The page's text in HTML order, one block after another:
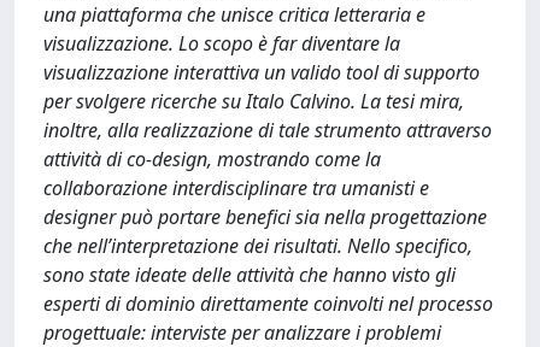
una piattaforma che unisce critica letteraria e
visualizzazione. Lo scopo è far diventare la
visualizzazione interattiva un valido tool di supporto
per svolgere ricerche su Italo Calvino. La tesi mira,
inoltre, alla realizzazione di tale strumento attraverso
attività di co-design, mostrando come la
collaborazione interdisciplinare tra umanisti e
designer può portare benefici sia nella progettazione
che nell’interpretazione dei risultati. Nello specifico,
sono state ideate delle attività che hanno visto gli
esperti di dominio direttamente coinvolti nel processo
progettuale: interviste per analizzare i problemi